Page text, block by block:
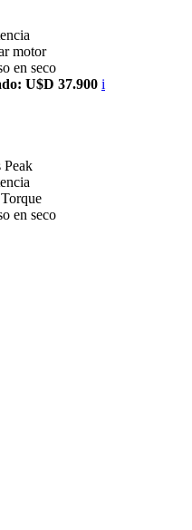
motor
en seco
U$D 37.900 i
Peak
Torque
en seco